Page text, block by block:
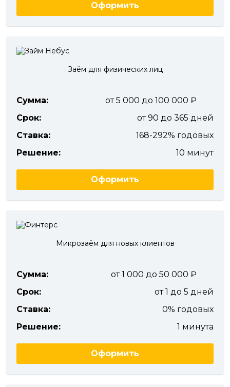
Оформить
Заём для физических лиц
Сумма:
от 5 000 до 100 000
Срок:
от 90 до 365 дней
Ставка:
168-292% годовых
Решение:
10 минут
Оформить
Микрозаём для новых клиентов
Сумма:
от 1 000 до 50 000
Срок:
от 1 до 5 дней
Ставка:
0% годовых
Решение:
1 минута
Оформить